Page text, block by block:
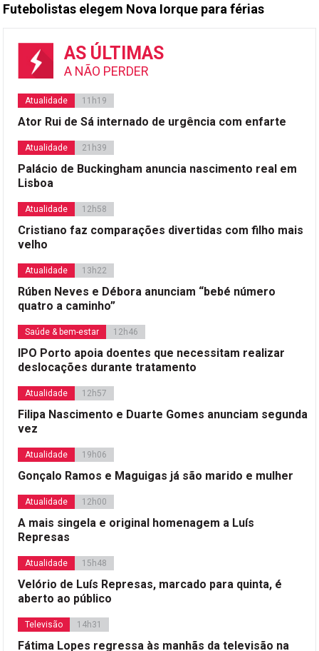
Futebolistas elegem Nova Iorque para férias
AS ÚLTIMAS
A NÃO PERDER
Atualidade 11h19
Ator Rui de Sá internado de urgência com enfarte
Atualidade 21h39
Palácio de Buckingham anuncia nascimento real em
Lisboa
Atualidade 12h58
Cristiano faz comparações divertidas com filho mais
velho
Atualidade 13h22
Rúben Neves e Débora anunciam “bebé número
quatro a caminho”
Saúde & bem-estar 12h46
IPO Porto apoia doentes que necessitam realizar
deslocações durante tratamento
Atualidade 12h57
Filipa Nascimento e Duarte Gomes anunciam segunda
vez
Atualidade 19h06
Gonçalo Ramos e Maguigas já são marido e mulher
Atualidade 12h00
A mais singela e original homenagem a Luís
Represas
Atualidade 15h48
Velório de Luís Represas, marcado para quinta, é
aberto ao público
Televisão 14h31
Fátima Lopes regressa às manhãs da televisão na